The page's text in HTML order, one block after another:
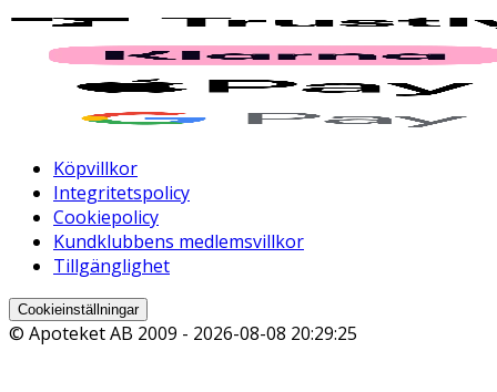
Köpvillkor
Integritetspolicy
Cookiepolicy
Kundklubbens medlemsvillkor
Tillgänglighet
Cookieinställningar
© Apoteket AB 2009 - 2026-08-08 20:29:25